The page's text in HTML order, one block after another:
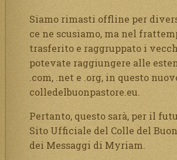
Siamo rimasti offline per
ce ne scusiamo, ma nel
trasferito e raggruppato i
potevate raggiungere alle
.com, .net e .org, in questo
colledelbuonpastore.eu.
Pertanto, questo sarà, per il
Sito Ufficiale del Colle del
dei Messaggi di Myriam.